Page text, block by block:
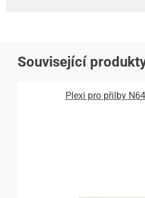
Související
Plexi pro přilby